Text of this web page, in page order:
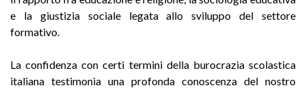
e la giustizia sociale legata allo sviluppo del settore
formativo.
La confidenza con certi termini della burocrazia scolastica
italiana testimonia una profonda conoscenza del nostro